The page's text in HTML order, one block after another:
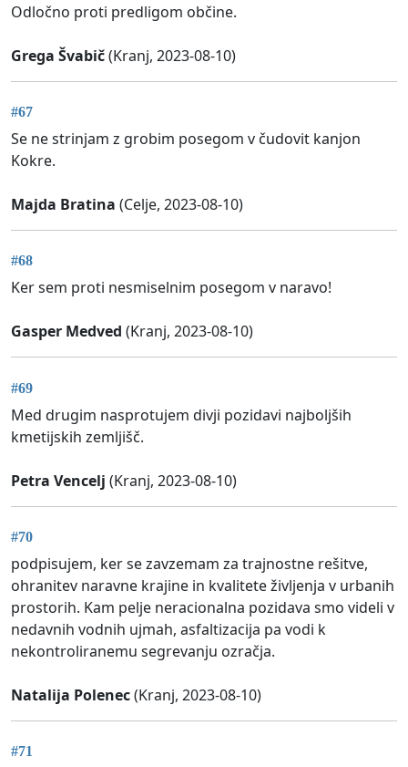
Odločno proti predligom občine.
Grega Švabič(Kranj, 2023-08-10)
#67
Se ne strinjam z grobim posegom v čudovit kanjon
Kokre.
Majda Bratina (Celje, 2023-08-10)
#68
Ker sem proti nesmiselnim posegom v naravo!
Gasper Medved (Kranj, 2023-08-10)
#69
Med drugim nasprotujem divji pozidavi najboljših
kmetijskih zemljišč.
Petra Vencelj (Kranj, 2023-08-10)
#70
podpisujem, ker se zavzemam za trajnostne rešitve,
ohranitev naravne krajine in kvalitete življenja v urbanih
prostorih. Kam pelje neracionalna pozidava smo videli v
nedavnih vodnih ujmah, asfaltizacija pa vodi k
nekontroliranemu segrevanju ozračja.
Natalija Polenec(Kranj, 2023-08-10)
#71